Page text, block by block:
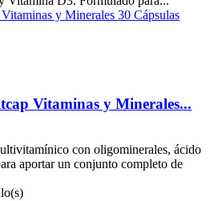
Vitaminas y Minerales...
con oligominerales, ácido
aportar un conjunto completo de